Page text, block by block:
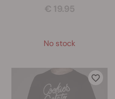
€ 19.95
No stock